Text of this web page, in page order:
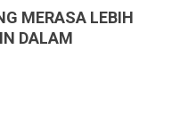
MERASA LEBIH
DALAM